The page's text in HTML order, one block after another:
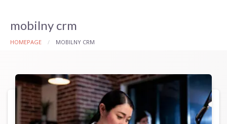
mobilny crm
HOMEPAGE MOBILNY CRM